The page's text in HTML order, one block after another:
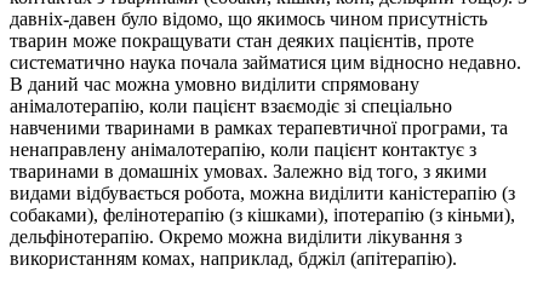
давніх-давен було відомо, що якимось чином присутність
тварин може покращувати стан деяких пацієнтів, проте
систематично наука почала займатися цим відносно недавно.
В даний час можна умовно виділити спрямовану
анімалотерапію, коли пацієнт взаємодіє зі спеціально
навченими тваринами в рамках терапевтичної програми, та
ненаправлену анімалотерапію, коли пацієнт контактує з
тваринами в домашніх умовах. Залежно від того, з якими
видами відбувається робота, можна виділити каністерапію (з
собаками), фелінотерапію (з кішками), іпотерапію (з кіньми),
дельфінотерапію. Окремо можна виділити лікування з
використанням комах, наприклад, бджіл (апітерапію).